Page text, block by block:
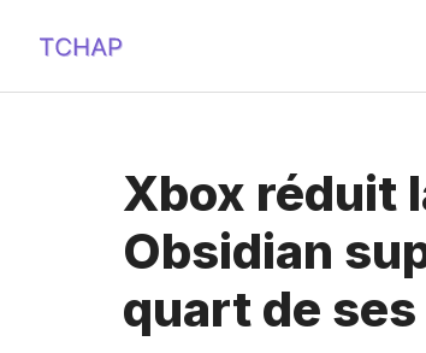
contenu
Xbox réduit
Obsidian
quart de